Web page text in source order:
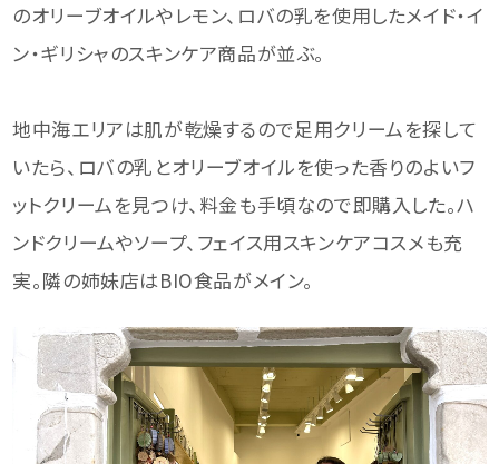
のオリーブオイルやレモン、ロバの乳を使用したメイド・イ
ン・ギリシャのスキンケア商品が並ぶ。
地中海エリアは肌が乾燥するので足用クリームを探して
いたら、ロバの乳とオリーブオイルを使った香りのよいフ
ットクリームを見つけ、料金も手頃なので即購入した。ハ
ンドクリームやソープ、フェイス用スキンケアコスメも充
実。隣の姉妹店はBIO食品がメイン。